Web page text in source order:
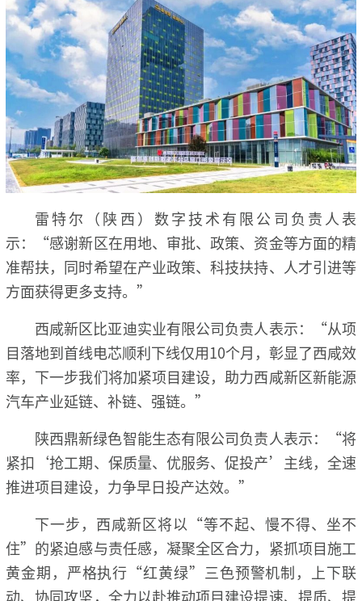
雷特尔（陕西）数字技术有限公司负责人表
示：“感谢新区在用地、审批、政策、资金等方面的精
准帮扶，同时希望在产业政策、科技扶持、人才引进等
方面获得更多支持。”
西咸新区比亚迪实业有限公司负责人表示：“从项
目落地到首线电芯顺利下线仅用10个月，彰显了西咸效
率，下一步我们将加紧项目建设，助力西咸新区新能源
汽车产业延链、补链、强链。”
陕西鼎新绿色智能生态有限公司负责人表示：“将
紧扣‘抢工期、保质量、优服务、促投产’主线，全速
推进项目建设，力争早日投产达效。”
下一步，西咸新区将以“等不起、慢不得、坐不
住”的紧迫感与责任感，凝聚全区合力，紧抓项目施工
黄金期，严格执行“红黄绿”三色预警机制，上下联
动、协同攻坚，全力以赴推动项目建设提速、提质、提